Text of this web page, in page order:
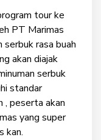
tour ke
PT Marimas
serbuk rasa buah
akan diajak
serbuk
standar
, peserta akan
yang super
kan.